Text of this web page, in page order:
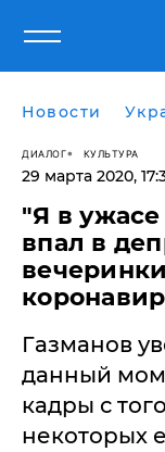
Новости
ДИАЛОГ КУЛЬТУРА
29 марта 2020,
"Я в ужасе
впал в
Газманов
данный
кадры с
некоторых